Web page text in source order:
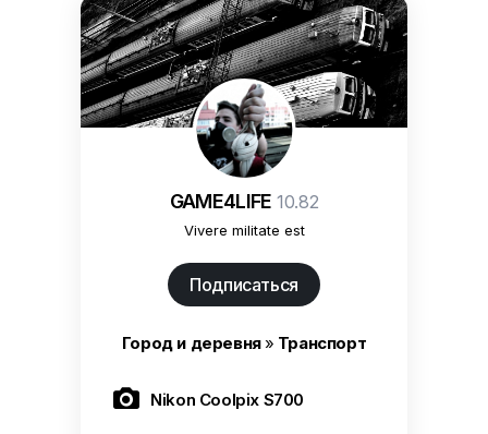
GAME4LIFE 10.82
Vivere militate est
Подписаться
Город и деревня» Транспорт
 Nikon Coolpix S700